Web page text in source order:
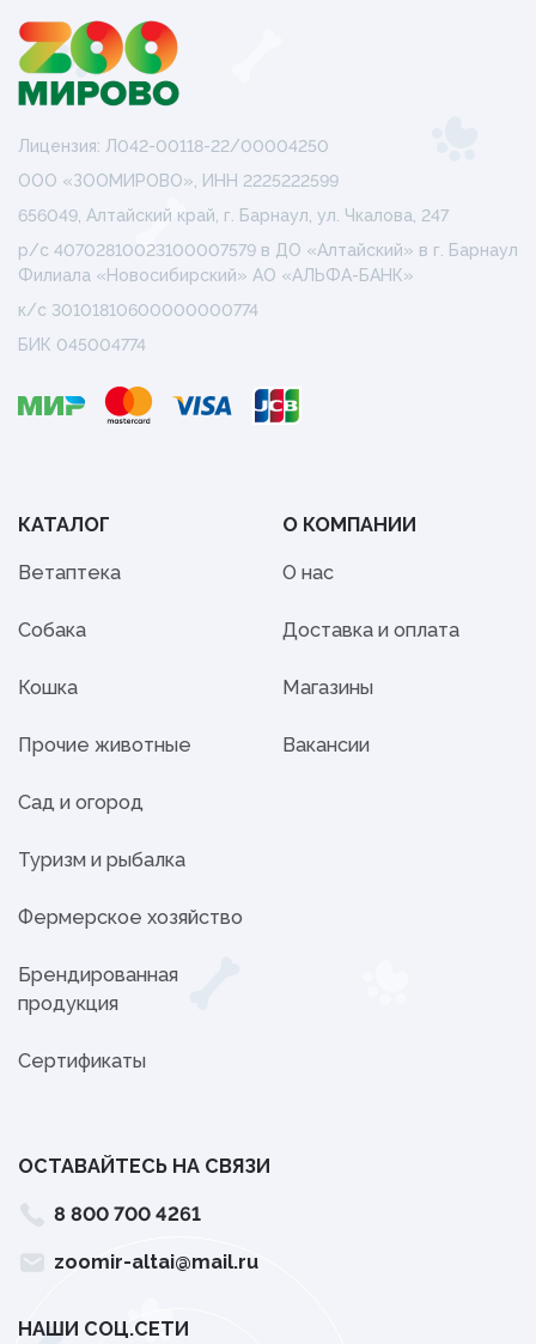
Лицензия: Л042-00118-22/00004250
ООО «ЗООМИРОВО», ИНН 2225222599
656049, Алтайский край, г. Барнаул, ул. Чкалова, 247
р/с 40702810023100007579 в ДО «Алтайский» в г. Барнаул
Филиала «Новосибирский» АО «АЛЬФА-БАНК»
к/с 30101810600000000774
БИК 045004774
КАТАЛОГ
Ветаптека
Собака
Кошка
Прочие животные
Сад и огород
Туризм и рыбалка
Фермерское хозяйство
Брендированная
продукция
Сертификаты
О КОМПАНИИ
О нас
Доставка и оплата
Магазины
Вакансии
ОСТАВАЙТЕСЬ НА СВЯЗИ
8 800 700 4261
zoomir-altai@mail.ru
НАШИ СОЦ.СЕТИ